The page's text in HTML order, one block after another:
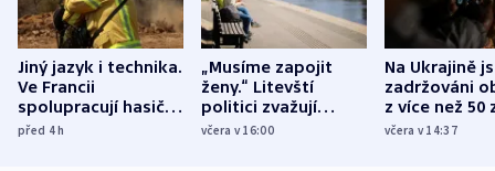
Jiný jazyk i technika.
Ve Francii
spolupracují hasiči z
různých zemí
před 4h
„Musíme zapojit
ženy.“ Litevští
politici zvažují
dohodu o
včera v 16:00
Na Ukrajině
zadržováni
z více než 50
Bojovali na
včera v 14:37